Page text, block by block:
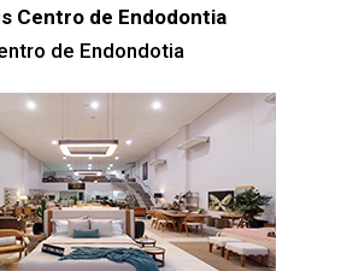
Centro de Endodontia
de Endondotia